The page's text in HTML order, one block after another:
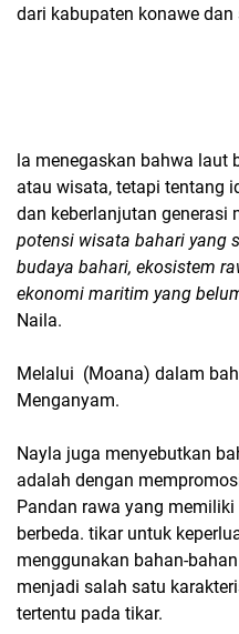
dari kabupaten konawe dan
la menegaskan bahwa laut
atau wisata, tetapi tentang
dan keberlanjutan generasi
potensi wisata bahari yang
budaya bahari, ekosistem
ekonomi maritim yang
Naila.
Melalui (Moana) dalam
Menganyam.
Nayla juga menyebutkan
adalah dengan
Pandan rawa yang
berbeda. tikar untuk
menggunakan bahan-
menjadi salah satu
tertentu pada tikar.